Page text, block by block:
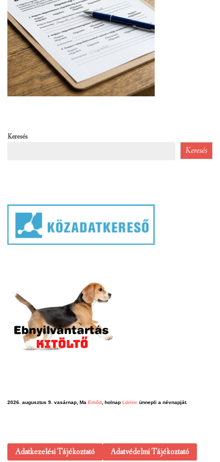
Keresés
Keresés
2026. augusztus 9. vasárnap, Ma Emőd , holnap Lörinc ünnepli a névnapját.
Adatkezelési Tájékoztató Adatvédelmi Tájékoztató